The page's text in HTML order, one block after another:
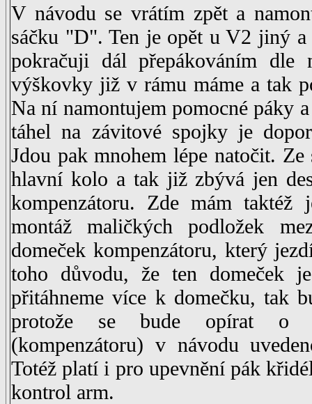
V návodu se vrátím zpět a
sáčku "D". Ten je opět u V2 jiný a
pokračuji dál přepákováním dle
výškovky již v rámu máme a tak
Na ní namontujem pomocné páky
táhel na závitové spojky je
Jdou pak mnohem lépe natočit.
hlavní kolo a tak již zbývá jen
kompenzátoru. Zde mám
montáž maličkých podložek
domeček kompenzátoru, který
toho důvodu, že ten domeček
přitáhneme více k domečku, tak
protože se bude opírat o
(kompenzátoru) v návodu
Totéž platí i pro upevnění pák
kontrol arm.